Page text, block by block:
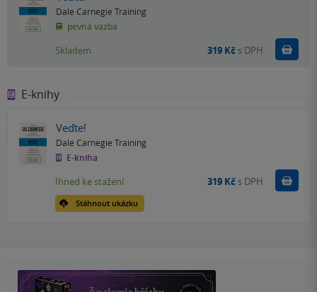
Dale Carnegie Training
pevná vazba
Skladem 319 Kč s DPH
E-knihy
Veďte!
Dale Carnegie Training
E-kniha
Stáhnout ukázku
Ihned ke stažení 319 Kč s DPH Koupit